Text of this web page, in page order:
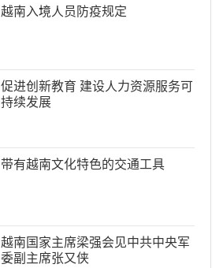
越南入境人员防疫规定
促进创新教育 建设人力资源服务可
持续发展
带有越南文化特色的交通工具
越南国家主席梁强会见中共中央军
委副主席张又侠